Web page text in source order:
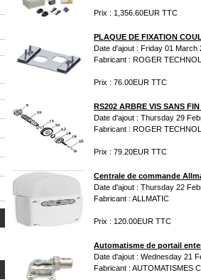
Prix : 1,356.60EUR TTC
PLAQUE DE FIXATION
Date d'ajout : Friday 01 March
Fabricant : ROGER
Prix : 76.00EUR TTC
RS202 ARBRE VIS SANS
Date d'ajout : Thursday 29
Fabricant : ROGER
Prix : 79.20EUR TTC
Centrale de commande
Date d'ajout : Thursday 22
Fabricant : ALLMATIC
Prix : 120.00EUR TTC
Automatisme de portail
Date d'ajout : Wednesday 21
Fabricant : AUTOMATISMES